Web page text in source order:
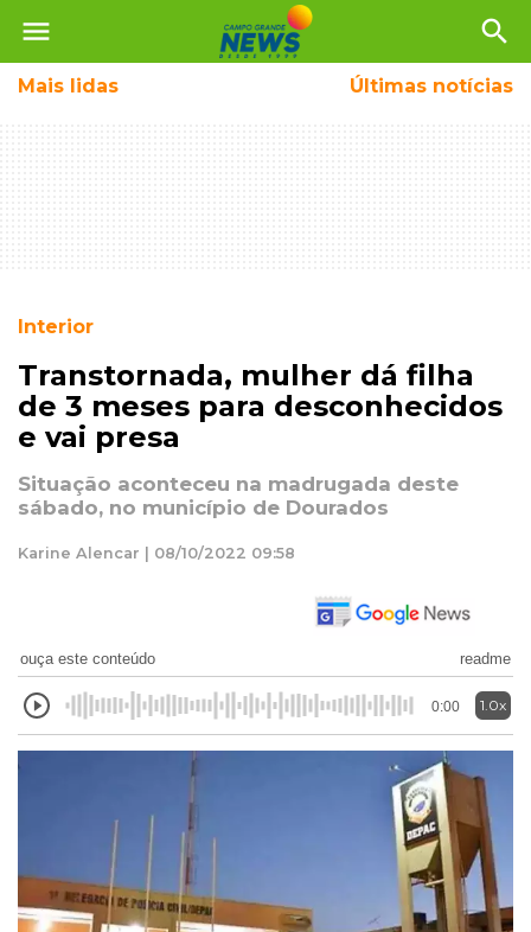
menu search
Mais lidas Últimas notícias
Interior
Transtornada, mulher dá filha
de 3 meses para desconhecidos
e vai presa
Situação aconteceu na madrugada deste
sábado, no município de Dourados
Karine Alencar | 08/10/2022 09:58
ouça este conteúdo readme
0:00 1.0x